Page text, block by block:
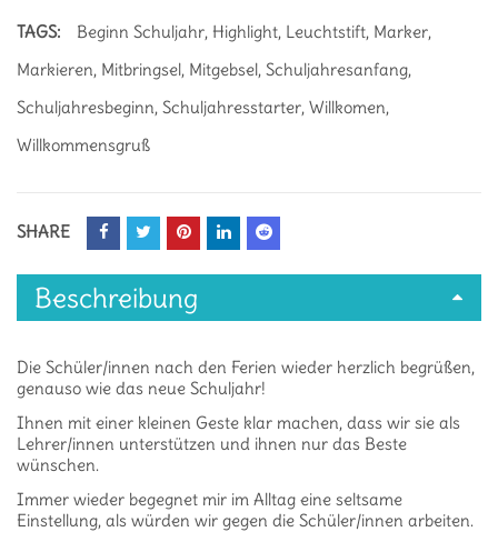
TAGS: Beginn Schuljahr, Highlight, Leuchtstift, Marker,
Markieren, Mitbringsel, Mitgebsel, Schuljahresanfang,
Schuljahresbeginn, Schuljahresstarter, Willkomen,
Willkommensgruß
SHARE
Beschreibung
Die Schüler/innen nach den Ferien wieder herzlich begrüßen,
genauso wie das neue Schuljahr!
Ihnen mit einer kleinen Geste klar machen, dass wir sie als
Lehrer/innen unterstützen und ihnen nur das Beste
wünschen.
Immer wieder begegnet mir im Alltag eine seltsame
Einstellung, als würden wir gegen die Schüler/innen arbeiten.